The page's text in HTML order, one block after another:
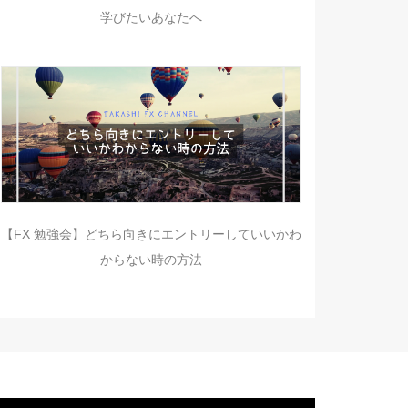
学びたいあなたへ
【FX 勉強会】どちら向きにエントリーしていいかわ
からない時の方法